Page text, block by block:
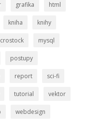
grafika html
kniha knihy
mysql
postupy
report sci-fi
tutorial vektor
webdesign